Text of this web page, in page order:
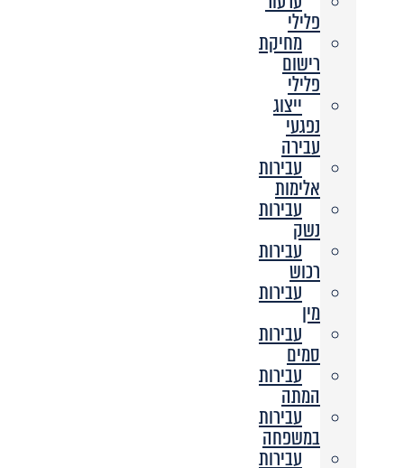
פלילי
מחיקת
רישום
פלילי
ייצוג
נפגעי
עבירה
עבירות
אלימות
עבירות
נשק
עבירות
רכוש
עבירות
מין
עבירות
סמים
עבירות
המתה
עבירות
במשפחה
עבירות